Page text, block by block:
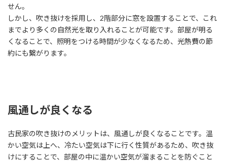
せん。
しかし、吹き抜けを採用し、2階部分に窓を設置することで、これ
までより多くの自然光を取り入れることが可能です。部屋が明る
くなることで、照明をつける時間が少なくなるため、光熱費の節
約にも繋がります。
風通しが良くなる
古民家の吹き抜けのメリットは、風通しが良くなることです。温
かい空気は上へ、冷たい空気は下に行く性質があるため、吹き抜
けにすることで、部屋の中に温かい空気が溜まることを防ぐこと